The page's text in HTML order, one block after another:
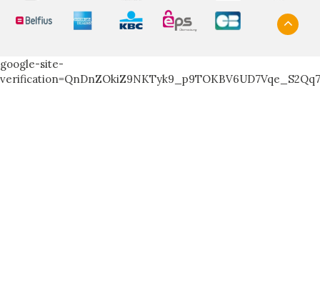
google-site-